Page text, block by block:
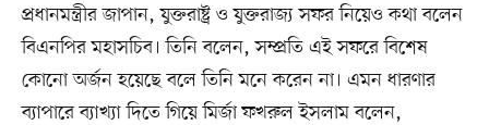
প্রধানমন্ত্রীর জাপান, যুক্তরাষ্ট্র ও যুক্তরাজ্য সফর নিয়েও কথা বলেন
বিএনপির মহাসচিব। তিনি বলেন, সম্প্রতি এই সফরে বিশেষ
কোনো অর্জন হয়েছে বলে তিনি মনে করেন না। এমন ধারণার
ব্যাপারে ব্যাখ্যা দিতে গিয়ে মির্জা ফখরুল ইসলাম বলেন,